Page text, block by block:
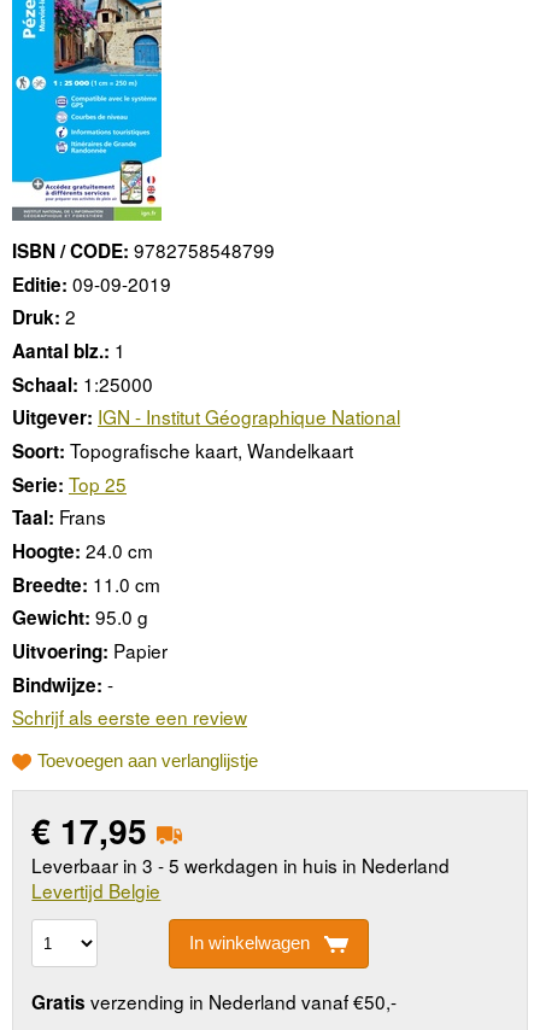
ISBN / CODE: 9782758548799
Editie: 09-09-2019
Druk: 2
Aantal blz.: 1
Schaal: 1:25000
Uitgever: IGN - Institut Géographique National
Soort: Topografische kaart, Wandelkaart
Serie: Top 25
Taal: Frans
Hoogte: 24.0 cm
Breedte: 11.0 cm
Gewicht: 95.0 g
Uitvoering: Papier
Bindwijze: -
Schrijf als eerste een review
Toevoegen aan verlanglijstje
€ 17,95
Leverbaar in 3 - 5 werkdagen in huis in Nederland
Levertijd Belgie
In winkelwagen
Gratis verzending in Nederland vanaf €50,-